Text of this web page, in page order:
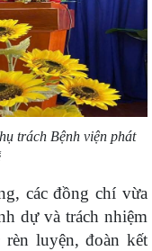
trách Bệnh viện phát
đồng chí vừa
dự và trách nhiệm
luyện, đoàn kết